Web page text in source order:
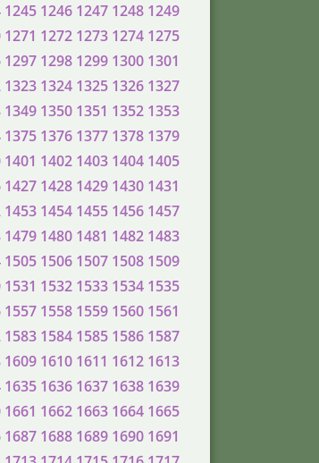
1245 1246 1247 1248 1249
1271 1272 1273 1274 1275
1297 1298 1299 1300 1301
1323 1324 1325 1326 1327
1349 1350 1351 1352 1353
1375 1376 1377 1378 1379
1401 1402 1403 1404 1405
1427 1428 1429 1430 1431
1453 1454 1455 1456 1457
1479 1480 1481 1482 1483
1505 1506 1507 1508 1509
1531 1532 1533 1534 1535
1557 1558 1559 1560 1561
1583 1584 1585 1586 1587
1609 1610 1611 1612 1613
1635 1636 1637 1638 1639
1661 1662 1663 1664 1665
1687 1688 1689 1690 1691